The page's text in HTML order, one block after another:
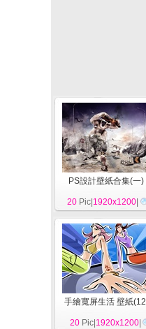
PS設計壁紙合集(一)
20 Pic| 1920x1200
手繪寬屏生活 壁紙
20 Pic| 1920x1200